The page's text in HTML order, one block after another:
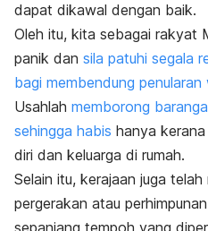
dapat dikawal dengan baik.
Oleh itu, kita sebagai rakyat
panik dan sila patuhi segala
bagi membendung
Usahlah memborong
sehingga habis hanya
diri dan keluarga di rumah.
Selain itu, kerajaan juga
pergerakan atau